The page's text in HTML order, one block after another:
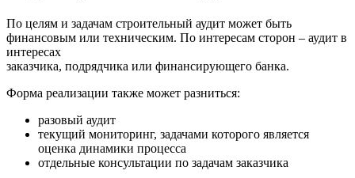
По целям и задачам строительный аудит может быть
финансовым или техническим. По интересам сторон – аудит в
интересах
заказчика, подрядчика или финансирующего банка.
Форма реализации также может разниться:
разовый аудит
текущий мониторинг, задачами которого является
оценка динамики процесса
отдельные консультации по задачам заказчика